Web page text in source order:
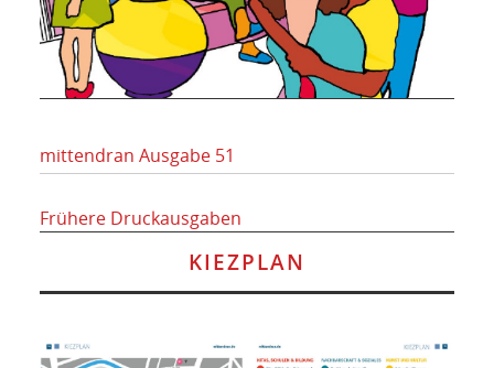
mittendran Ausgabe 51
Frühere Druckausgaben
KIEZPLAN